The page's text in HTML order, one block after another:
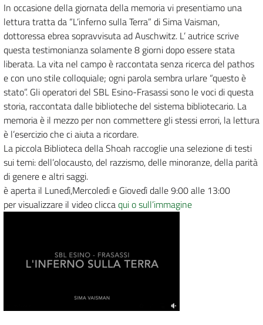
In occasione della giornata della memoria vi presentiamo una
lettura tratta da “L’inferno sulla Terra” di Sima Vaisman,
dottoressa ebrea sopravvisuta ad Auschwitz. L’ autrice scrive
questa testimonianza solamente 8 giorni dopo essere stata
liberata. La vita nel campo è raccontata senza ricerca del pathos
e con uno stile colloquiale; ogni parola sembra urlare “questo è
stato”. Gli operatori del SBL Esino-Frasassi sono le voci di questa
storia, raccontata dalle biblioteche del sistema bibliotecario. La
memoria è il mezzo per non commettere gli stessi errori, la lettura
è l’esercizio che ci aiuta a ricordare.
La piccola Biblioteca della Shoah raccoglie una selezione di testi
sui temi: dell’olocausto, del razzismo, delle minoranze, della parità
di genere e altri saggi.
è aperta il Lunedì,Mercoledì e Giovedì dalle 9:00 alle 13:00
per visualizzare il video cliccaqui o sull’immagine